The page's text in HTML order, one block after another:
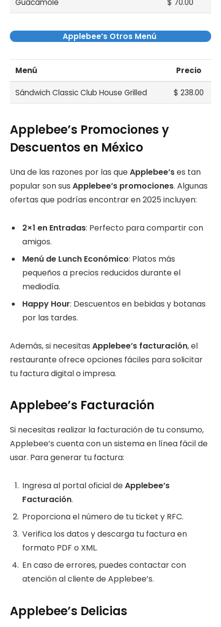
Applebee’s Otros Menú
Menú Precio
Sándwich Classic Club House Grilled $ 238.00
Applebee’s Promociones y
Descuentos en México
Una de las razones por las queApplebee’ses tan
popular son sus Applebee’s promociones. Algunas
ofertas que podrías encontrar en 2025 incluyen:
2×1 en Entradas: Perfecto para compartir con
amigos.
Menú de Lunch Económico: Platos más
pequeños a precios reducidos durante el
mediodía.
Happy Hour: Descuentos en bebidas y botanas
por las tardes.
Además, si necesitas Applebee’s facturación, el
restaurante ofrece opciones fáciles para solicitar
tu factura digital o impresa.
Applebee’s Facturación
Si necesitas realizar la facturación de tu consumo,
Applebee’s cuenta con un sistema en línea fácil de
usar. Para generar tu factura:
Ingresa al portal oficial deApplebee’s
Facturación.
Proporciona el número de tu ticket y RFC.
Verifica los datos y descarga tu factura en
formato PDF o XML.
En caso de errores, puedes contactar con
atención al cliente de Applebee’s.
Applebee’s Delicias